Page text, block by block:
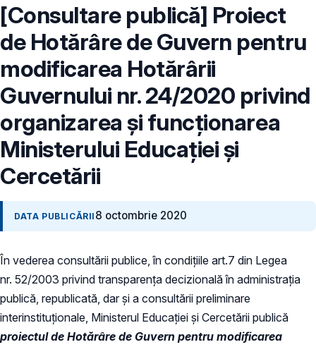
[Consultare publică] Proiect
de Hotărâre de Guvern pentru
modificarea Hotărârii
Guvernului nr. 24/2020 privind
organizarea şi funcționarea
Ministerului Educației și
Cercetării
DATA PUBLICĂRII 8 octombrie 2020
În vederea consultării publice, în condiţiile art.7 din Legea
nr. 52/2003 privind transparenţa decizională în administraţia
publică, republicată, dar și a consultării preliminare
interinstituționale, Ministerul Educaţiei și Cercetării publică
proiectul de Hotărâre de Guvern pentru modificarea